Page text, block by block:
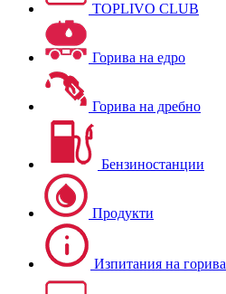
TOPLIVO CLUB
Горива на едро
Горива на дребно
Бензиностанции
Продукти
Изпитания на горива